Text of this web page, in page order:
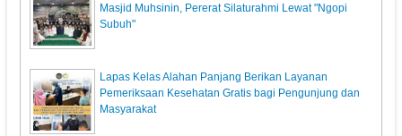
Masjid Muhsinin, Pererat Silaturahmi Lewat "Ngopi
Subuh"
Lapas Kelas Alahan Panjang Berikan Layanan
Pemeriksaan Kesehatan Gratis bagi Pengunjung dan
Masyarakat